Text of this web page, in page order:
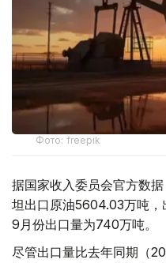
Фото: freepik
据国家收入委员会官方数
坦出口原油5604.03万吨，
9月份出口量为740万吨。
尽管出口量比去年同期（